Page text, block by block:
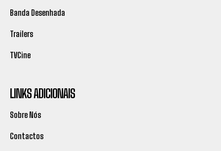
Banda Desenhada
Trailers
TVCine
LINKS ADICIONAIS
Sobre Nós
Contactos